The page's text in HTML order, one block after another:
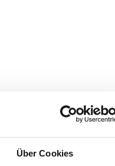
Über Cookies